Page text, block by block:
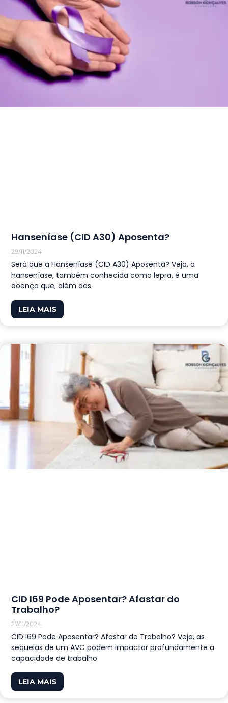
Hanseníase (CID A30) Aposenta?
29/11/2024
Será que a Hanseníase (CID A30) Aposenta? Veja, a
hanseníase, também conhecida como lepra, é uma
doença que, além dos
LEIA MAIS
CID I69 Pode Aposentar? Afastar do
Trabalho?
27/11/2024
CID I69 Pode Aposentar? Afastar do Trabalho? Veja, as
sequelas de um AVC podem impactar profundamente a
capacidade de trabalho
LEIA MAIS